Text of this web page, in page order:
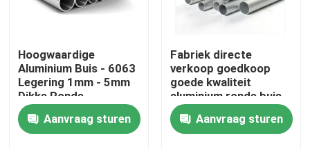
Thuis
Hoogwaardige
Aluminium Buis - 6063
Legering 1mm - 5mm
Dikke Ronde
Aluminium Ronde Pijp
voor Bouwconstructie
Aanvraag sturen
Fabriek directe
verkoop goedkoop
goede kwaliteit
aluminium ronde buis
3003 serie voor
buitengebruik
Aanvraag sturen